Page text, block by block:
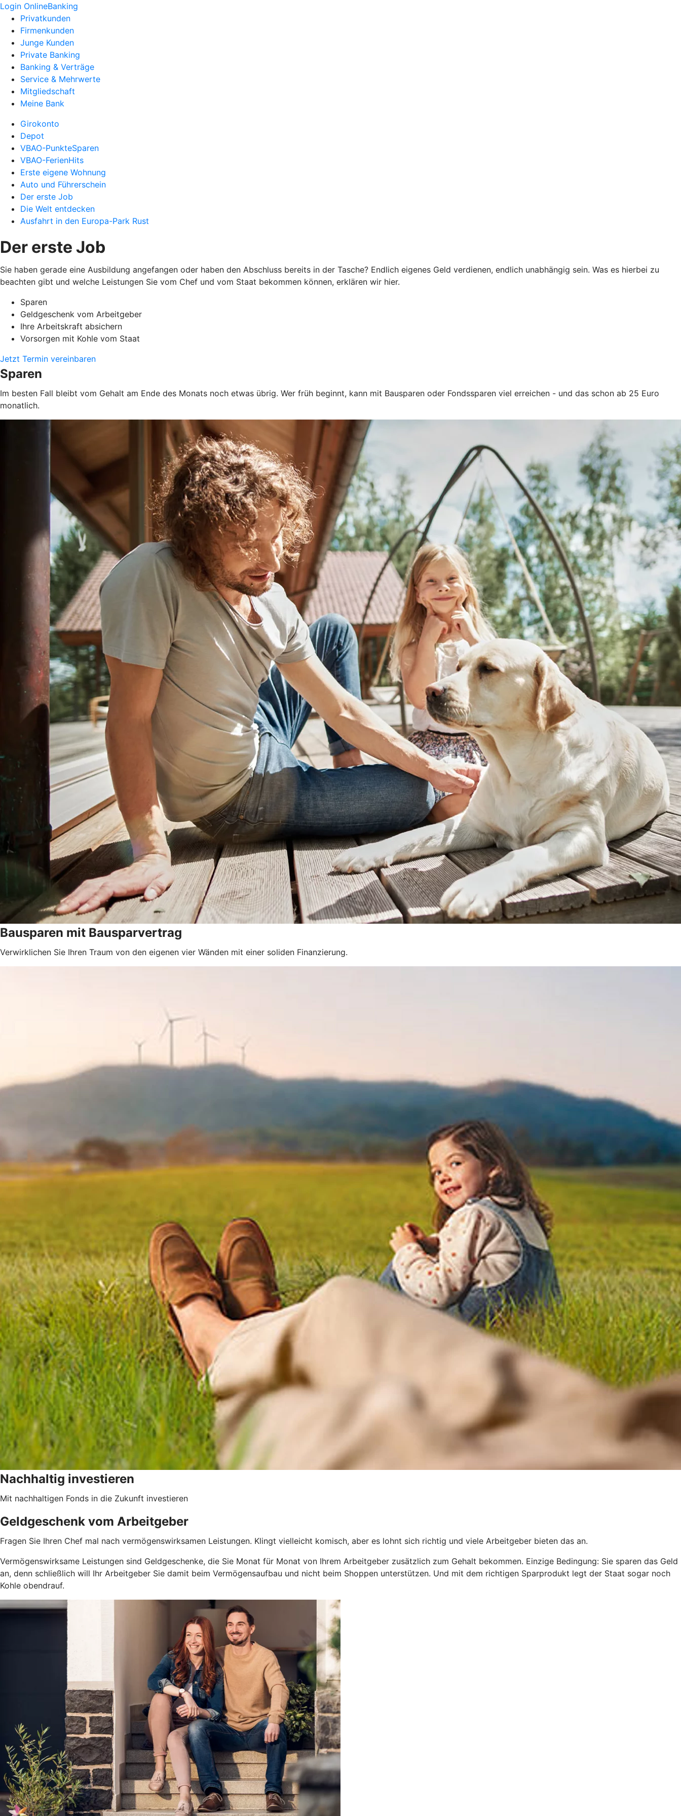
Login OnlineBanking
Privatkunden
Firmenkunden
Junge Kunden
Private Banking
Banking & Verträge
Service & Mehrwerte
Mitgliedschaft
Meine Bank
Girokonto
Depot
VBAO-PunkteSparen
VBAO-FerienHits
Erste eigene Wohnung
Auto und Führerschein
Der erste Job
Die Welt entdecken
Ausfahrt in den Europa-Park Rust
Der erste Job
Sie haben gerade eine Ausbildung angefangen oder haben den Abschluss bereits in der Tasche? Endlich eigenes Geld verdienen, endlich unabhängig sein. Was es hierbei zu
beachten gibt und welche Leistungen Sie vom Chef und vom Staat bekommen können, erklären wir hier.
Sparen
Geldgeschenk vom Arbeitgeber
Ihre Arbeitskraft absichern
Vorsorgen mit Kohle vom Staat
Jetzt Termin vereinbaren
Sparen
Im besten Fall bleibt vom Gehalt am Ende des Monats noch etwas übrig. Wer früh beginnt, kann mit Bausparen oder Fondssparen viel erreichen - und das schon ab 25 Euro
monatlich.
Bausparen mit Bausparvertrag
Verwirklichen Sie Ihren Traum von den eigenen vier Wänden mit einer soliden Finanzierung.
Nachhaltig investieren
Mit nachhaltigen Fonds in die Zukunft investieren
Geldgeschenk vom Arbeitgeber
Fragen Sie Ihren Chef mal nach vermögenswirksamen Leistungen. Klingt vielleicht komisch, aber es lohnt sich richtig und viele Arbeitgeber bieten das an.
Vermögenswirksame Leistungen sind Geldgeschenke, die Sie Monat für Monat von Ihrem Arbeitgeber zusätzlich zum Gehalt bekommen. Einzige Bedingung: Sie sparen das Geld
an, denn schließlich will Ihr Arbeitgeber Sie damit beim Vermögensaufbau und nicht beim Shoppen unterstützen. Und mit dem richtigen Sparprodukt legt der Staat sogar noch
Kohle obendrauf.